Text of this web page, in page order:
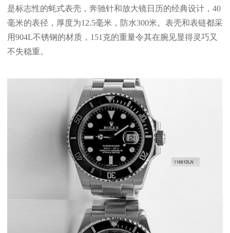
是标志性的蚝式表壳，奔驰针和放大镜日历的经典设计，40
毫米的表径，厚度为12.5毫米，防水300米。表壳和表链都采
用904L不锈钢的材质，151克的重量令其在腕见显得灵巧又
不失稳重。